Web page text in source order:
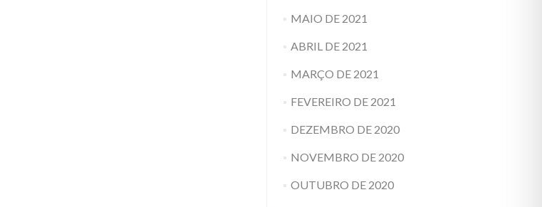
MAIO DE 2021
ABRIL DE 2021
MARÇO DE 2021
FEVEREIRO DE 2021
DEZEMBRO DE 2020
NOVEMBRO DE 2020
OUTUBRO DE 2020